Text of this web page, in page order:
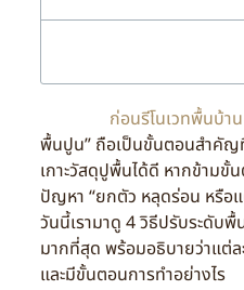
ก่อนรีโนเวทพื้นบ้าน
พื้นปูน” ถือเป็นขั้นตอนสำคัญ
เกาะวัสดุปูพื้นได้ดี หากข้ามขั้
ปัญหา “ยกตัว หลุดร่อน หรือแ
วันนี้เรามาดู 4 วิธีปรับระดับ
มากที่สุด พร้อมอธิบายว่าแต่ล
และมีขั้นตอนการทำอย่างไร